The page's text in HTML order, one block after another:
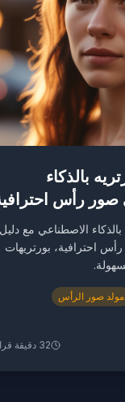
بالذكاء
صور رأس
الاصطناعي مع دليل
احترافية، بورتريهات
مولد صور الرأس
32 دقيقة